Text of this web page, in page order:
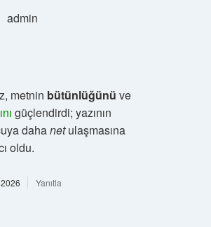
admin
metnin bütünlüğünü ve
güçlendirdi; yazının
dahanetulaşmasına
oldu.
Yanıtla